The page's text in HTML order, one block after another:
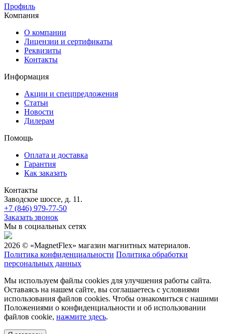
Профиль
Компания
О компании
Лицензии и сертификаты
Реквизиты
Контакты
Информация
Акции и спецпредложения
Статьи
Новости
Дилерам
Помощь
Оплата и доставка
Гарантия
Как заказать
Контакты
Заводское шоссе, д. 11.
+7 (846) 979-77-50
Заказать звонок
Мы в социальных сетях
2026 © «MagnetFlex» магазин магнитных материалов.
Политика конфиденциальности Политика обработки
персональных данных
Мы используем файлы cookies для улучшения работы сайта.
Оставаясь на нашем сайте, вы соглашаетесь с условиями
использования файлов cookies. Чтобы ознакомиться с нашими
Положениями о конфиденциальности и об использовании
файлов cookie, нажмите здесь.